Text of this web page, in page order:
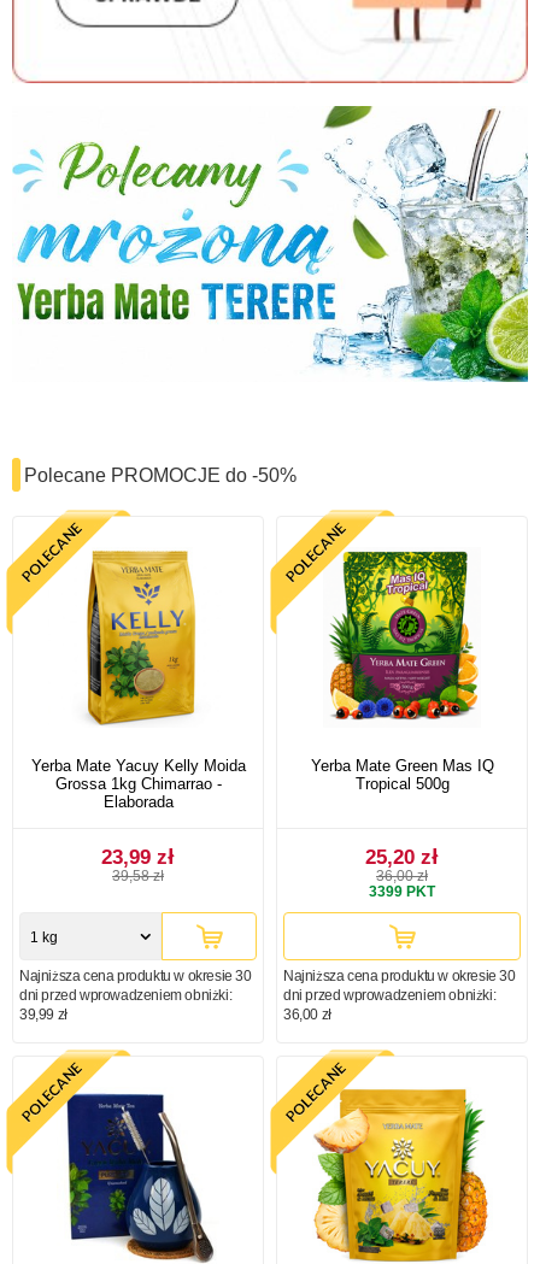
Polecane PROMOCJE do -50%
Yerba Mate Yacuy Kelly Moida
Grossa 1kg Chimarrao -
Elaborada
23,99 zł
39,58 zł
1 kg
Najniższa cena produktu w okresie 30
dni przed wprowadzeniem obniżki:
39,99 zł
Yerba Mate Green Mas IQ
Tropical 500g
25,20 zł
36,00 zł
3399 PKT
Najniższa cena produktu w okresie 30
dni przed wprowadzeniem obniżki:
36,00 zł